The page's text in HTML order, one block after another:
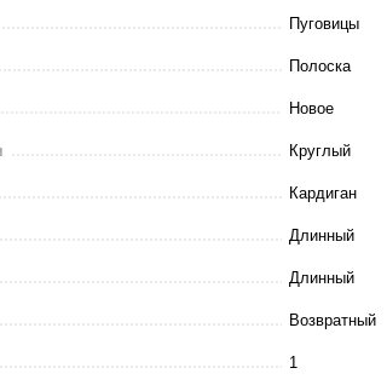
Пуговицы
Полоска
Новое
Круглый
Кардиган
Длинный
Длинный
Возвратный
1